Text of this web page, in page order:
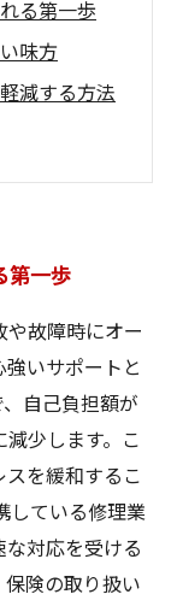
る第一歩
味方
減する方法
いサービス
保険適用の
第一歩
故障時にオー
いサポートと
自己負担額が
少します。こ
を緩和するこ
している修理業
対応を受ける
険の取り扱い